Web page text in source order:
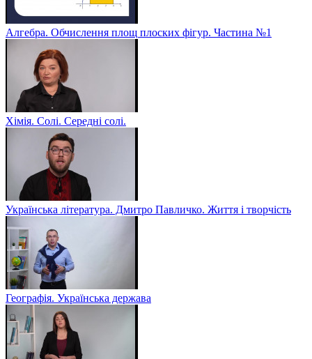
Алгебра. Обчислення площ плоских фігур. Частина №1
Хімія. Солі. Середні солі.
Українська література. Дмитро Павличко. Життя і творчість
Географія. Українська держава